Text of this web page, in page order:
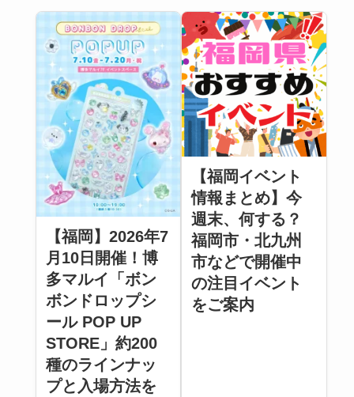
【福岡】2026年7
月10日開催！博
多マルイ「ボン
ボンドロップシ
ール POP UP
STORE」約200
種のラインナッ
プと入場方法を
【福岡イベント
情報まとめ】今
週末、何する？
福岡市・北九州
市などで開催中
の注目イベント
をご案内